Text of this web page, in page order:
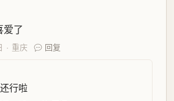
爱了
重庆 回复
行啦